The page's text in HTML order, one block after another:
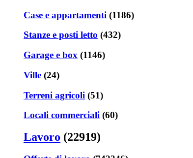
Case e appartamenti (1186)
Stanze e posti letto (432)
Garage e box (1146)
Ville (24)
Terreni agricoli (51)
Locali commerciali (60)
Lavoro (22919)